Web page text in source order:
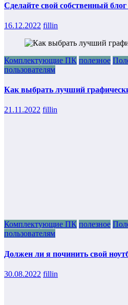
Сделайте свой собственный
16.12.2022 fillin
Комплектующие ПК полезное
пользователям
Как выбрать лучший
21.11.2022 fillin
Комплектующие ПК полезное
пользователям
Должен ли я починить свой
30.08.2022 fillin